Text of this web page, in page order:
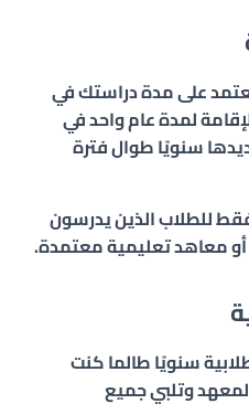
على مدة دراستك في
لمدة عام واحد في
سنويًا طوال فترة
للطلاب الذين يدرسون
معاهد تعليمية معتمدة.
سنويًا طالما كنت
وتلبي جميع